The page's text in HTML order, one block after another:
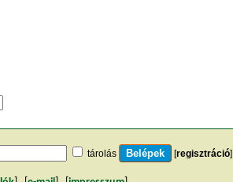
tárolás [regisztráció]